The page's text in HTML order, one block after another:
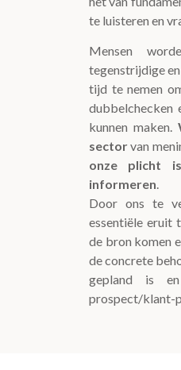
te luisteren en
Mensen
tegenstrijdige
tijd te nemen
dubbelchecken
kunnen maken.
sectorvan
onze plicht
informeren.
Door ons te
essentiële eruit
de bron komen
de concrete
gepland is
prospect/klant-